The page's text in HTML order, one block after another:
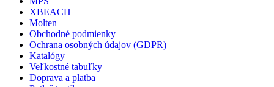
XBEACH
Molten
Obchodné podmienky
Ochrana osobných údajov (GDPR)
Katalógy
Veľkostné tabuľky
Doprava a platba